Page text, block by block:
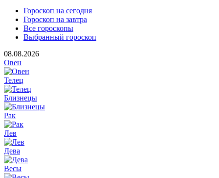
Гороскоп на сегодня
Гороскоп на завтра
Все гороскопы
Выбранный гороскоп
08.08.2026
Овен
Телец
Близнецы
Рак
Лев
Дева
Весы